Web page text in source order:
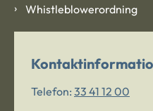
Whistleblowerordning
Telefon: 33 41 12 00